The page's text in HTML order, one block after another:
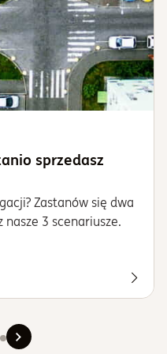
sprzedasz
Zastanów się dwa
nasze 3 scenariusze.
1
Slajd 2
Slajd 3